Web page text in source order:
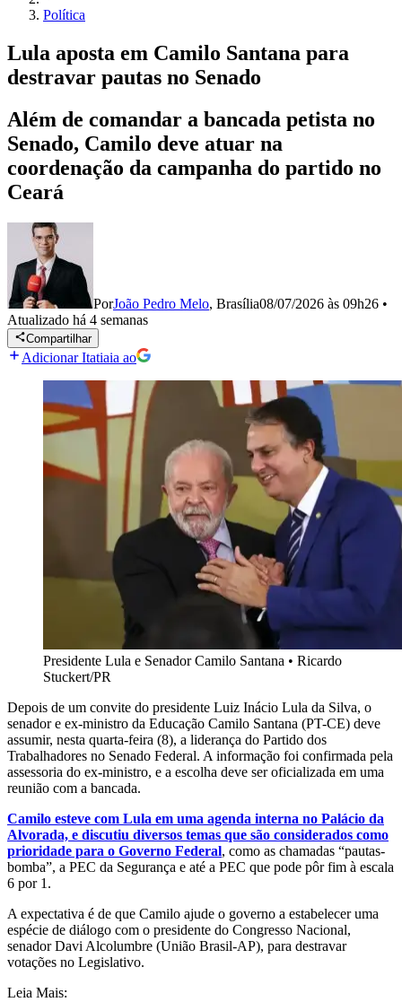
Política
Lula aposta em Camilo Santana para
destravar pautas no Senado
Além de comandar a bancada petista no
Senado, Camilo deve atuar na
coordenação da campanha do partido no
Ceará
PorJoão Pedro Melo, Brasília08/07/2026 às 09h26 •
Atualizado há 4 semanas
Compartilhar
Adicionar Itatiaia ao
Presidente Lula e Senador Camilo Santana • Ricardo
Stuckert/PR
Depois de um convite do presidente Luiz Inácio Lula da Silva, o
senador e ex-ministro da Educação Camilo Santana (PT-CE) deve
assumir, nesta quarta-feira (8), a liderança do Partido dos
Trabalhadores no Senado Federal. A informação foi confirmada pela
assessoria do ex-ministro, e a escolha deve ser oficializada em uma
reunião com a bancada.
Camilo esteve com Lula em uma agenda interna no Palácio da
Alvorada, e discutiu diversos temas que são considerados como
prioridade para o Governo Federal, como as chamadas “pautas-
bomba”, a PEC da Segurança e até a PEC que pode pôr fim à escala
6 por 1.
A expectativa é de que Camilo ajude o governo a estabelecer uma
espécie de diálogo com o presidente do Congresso Nacional,
senador Davi Alcolumbre (União Brasil-AP), para destravar
votações no Legislativo.
Leia Mais: